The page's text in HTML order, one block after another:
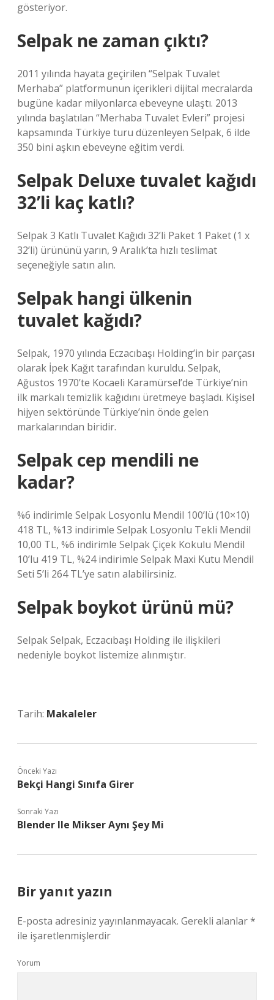
gösteriyor.
Selpak ne zaman çıktı?
2011 yılında hayata geçirilen “Selpak Tuvalet
Merhaba” platformunun içerikleri dijital mecralarda
bugüne kadar milyonlarca ebeveyne ulaştı. 2013
yılında başlatılan “Merhaba Tuvalet Evleri” projesi
kapsamında Türkiye turu düzenleyen Selpak, 6 ilde
350 bini aşkın ebeveyne eğitim verdi.
Selpak Deluxe tuvalet kağıdı
32’li kaç katlı?
Selpak 3 Katlı Tuvalet Kağıdı 32’li Paket 1 Paket (1 x
32’li) ürününü yarın, 9 Aralık’ta hızlı teslimat
seçeneğiyle satın alın.
Selpak hangi ülkenin
tuvalet kağıdı?
Selpak, 1970 yılında Eczacıbaşı Holding’in bir parçası
olarak İpek Kağıt tarafından kuruldu. Selpak,
Ağustos 1970’te Kocaeli Karamürsel’de Türkiye’nin
ilk markalı temizlik kağıdını üretmeye başladı. Kişisel
hijyen sektöründe Türkiye’nin önde gelen
markalarından biridir.
Selpak cep mendili ne
kadar?
%6 indirimle Selpak Losyonlu Mendil 100’lü (10×10)
418 TL, %13 indirimle Selpak Losyonlu Tekli Mendil
10,00 TL, %6 indirimle Selpak Çiçek Kokulu Mendil
10’lu 419 TL, %24 indirimle Selpak Maxi Kutu Mendil
Seti 5’li 264 TL’ye satın alabilirsiniz.
Selpak boykot ürünü mü?
Selpak Selpak, Eczacıbaşı Holding ile ilişkileri
nedeniyle boykot listemize alınmıştır.
Tarih: Makaleler
Önceki Yazı
Bekçi Hangi Sınıfa Girer
Sonraki Yazı
Blender Ile Mikser Aynı Şey Mi
Bir yanıt yazın
E-posta adresiniz yayınlanmayacak. Gerekli alanlar*
ile işaretlenmişlerdir
Yorum